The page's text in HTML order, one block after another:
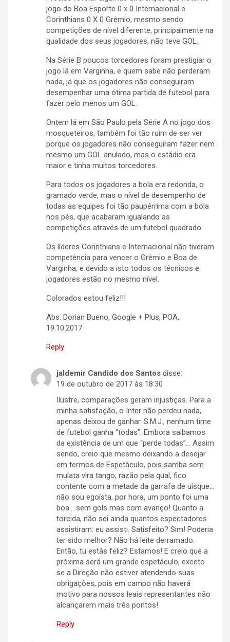
jogo do Boa Esporte 0 x 0 Internacional e
Corinthians 0 X 0 Grêmio, mesmo sendo
competições de nível diferente, principalmente na
qualidade dos seus jogadores, não teve GOL.
Na Série B poucos torcedores foram prestigiar o
jogo lá em Varginha, e quem sabe não perderam
nada, já que os jogadores não conseguiram
desempenhar uma ótima partida de futebol para
fazer pelo menos um GOL.
Ontem lá em São Paulo pela Série A no jogo dos
mosqueteiros, também foi tão ruim de ser ver
porque os jogadores não conseguiram fazer nem
mesmo um GOL anulado, mas o estádio era
maior e tinha muitos torcedores.
Para todos os jogadores a bola era redonda, o
gramado verde, mas o nível de desempenho de
todas as equipes foi tão paupérrima com a bola
nos pés, que acabaram igualando as
competições através de um futebol quadrado.
Os líderes Corinthians e Internacional não tiveram
competência para vencer o Grêmio e Boa de
Varginha, e devido a isto todos os técnicos e
jogadores estão no mesmo nível.
Colorados estou feliz!!!
Abs. Dorian Bueno, Google + Plus, POA,
19.10.2017
Reply
jaldemir Candido dos Santos disse:
19 de outubro de 2017 às 18:30
Ilustre, comparações geram injustiças. Para a
minha satisfação, o Inter não perdeu nada,
apenas deixou de ganhar. S.M.J., nenhum time
de futebol ganha “todas”. Embora saibamos
da existência de um que “perde todas”… Assim
sendo, creio que mesmo deixando a desejar
em termos de Espetáculo, pois samba sem
mulata vira tango, razão pela qual, fico
contente com a metade da garrafa de uísque…
não sou egoísta, por hora, um ponto foi uma
boa… sem gols mas com avanço! Quanto a
torcida, não sei ainda quantos espectadores
assistiram: eu assisti. Satisfeito? Sim! Poderia
ter sido melhor? Não há leite derramado.
Então, tu estás feliz? Estamos! E creio que a
próxima será um grande espetáculo, exceto
se a Direção não estiver atendendo suas
obrigações, pois em campo não haverá
motivo para nossos leais representantes não
alcançarem mais três pontos!
Reply